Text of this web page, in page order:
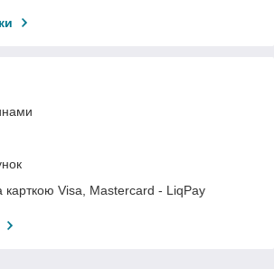
Visa, Mastercard - LiqPay